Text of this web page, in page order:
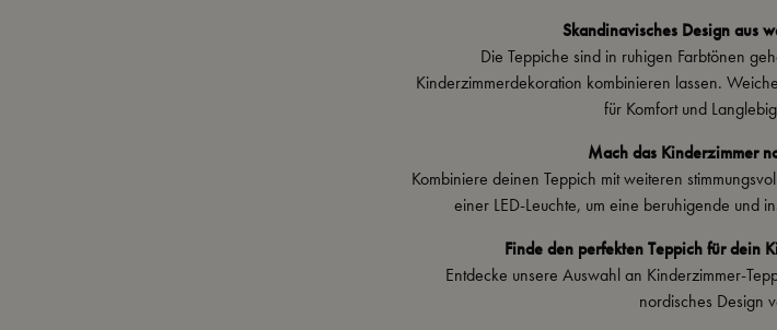
Skandinavisches Design aus
Die Teppiche sind in ruhigen Farbtönen
Kinderzimmerdekoration kombinieren lassen.
für Komfort und
Mach das Kinderzimmer
Kombiniere deinen Teppich mit weiteren
einer LED-Leuchte, um eine beruhigende und
Finde den perfekten Teppich für dein
Entdecke unsere Auswahl an Kinderzimmer-
nordisches Design